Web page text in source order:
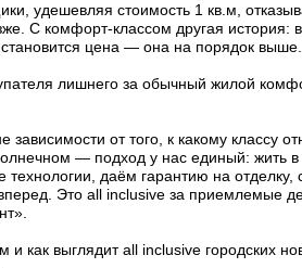
удешевляя стоимость 1 кв.м,
С комфорт-классом другая история:
цена — она на порядок выше.
лишнего за обычный жилой
от того, к какому классу
— подход у нас единый: жить
даём гарантию на отделку,
Это all inclusive за приемлемые
как выглядит all inclusive городских